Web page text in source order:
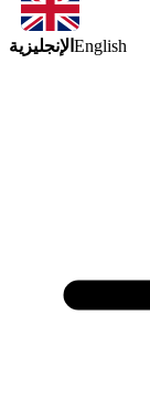
الإنجليزية English